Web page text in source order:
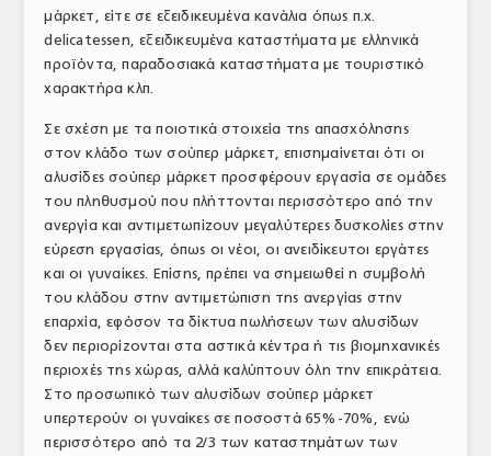
μάρκετ, είτε σε εξειδικευμένα κανάλια όπως π.χ.
delicatessen, εξειδικευμένα καταστήματα με ελληνικά
προϊόντα, παραδοσιακά καταστήματα με τουριστικό
χαρακτήρα κλπ.
Σε σχέση με τα ποιοτικά στοιχεία της απασχόλησης
στον κλάδο των σούπερ μάρκετ, επισημαίνεται ότι οι
αλυσίδες σούπερ μάρκετ προσφέρουν εργασία σε ομάδες
του πληθυσμού που πλήττονται περισσότερο από την
ανεργία και αντιμετωπίζουν μεγαλύτερες δυσκολίες στην
εύρεση εργασίας, όπως οι νέοι, οι ανειδίκευτοι εργάτες
και οι γυναίκες. Επίσης, πρέπει να σημειωθεί η συμβολή
του κλάδου στην αντιμετώπιση της ανεργίας στην
επαρχία, εφόσον τα δίκτυα πωλήσεων των αλυσίδων
δεν περιορίζονται στα αστικά κέντρα ή τις βιομηχανικές
περιοχές της χώρας, αλλά καλύπτουν όλη την επικράτεια.
Στο προσωπικό των αλυσίδων σούπερ μάρκετ
υπερτερούν οι γυναίκες σε ποσοστά 65%-70%, ενώ
περισσότερο από τα 2/3 των καταστημάτων των